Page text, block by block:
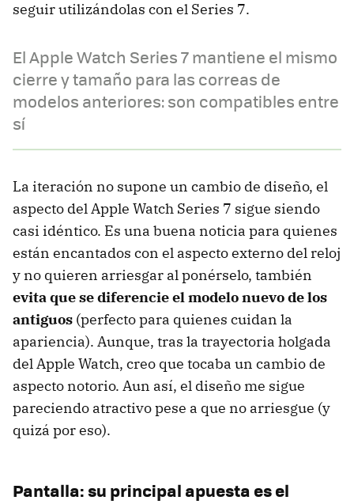
seguir utilizándolas con el Series 7.
El Apple Watch Series 7 mantiene el mismo
cierre y tamaño para las correas de
modelos anteriores: son compatibles entre
sí
La iteración no supone un cambio de diseño, el
aspecto del Apple Watch Series 7 sigue siendo
casi idéntico. Es una buena noticia para quienes
están encantados con el aspecto externo del reloj
y no quieren arriesgar al ponérselo, también
evita que se diferencie el modelo nuevo de los
antiguos (perfecto para quienes cuidan la
apariencia). Aunque, tras la trayectoria holgada
del Apple Watch, creo que tocaba un cambio de
aspecto notorio. Aun así, el diseño me sigue
pareciendo atractivo pese a que no arriesgue (y
quizá por eso).
Pantalla: su principal apuesta es el